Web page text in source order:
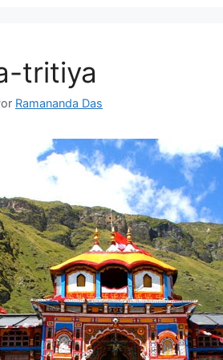
tritiya
Ramananda Das